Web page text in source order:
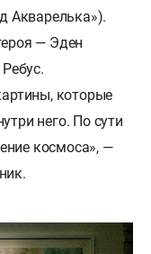
Акварелька»).
— Эден
которые
него. По сути
космоса», —